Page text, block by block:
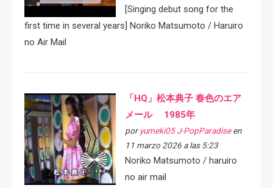
[Singing debut song for the
first time in several years] Noriko Matsumoto / Haruiro
no Air Mail
「HQ」松本典子 春色のエア
メール 1985年
por yumeki05 J-PopParadiseen
11 marzo 2026 a las 5:23
Noriko Matsumoto / haruiro
no air mail